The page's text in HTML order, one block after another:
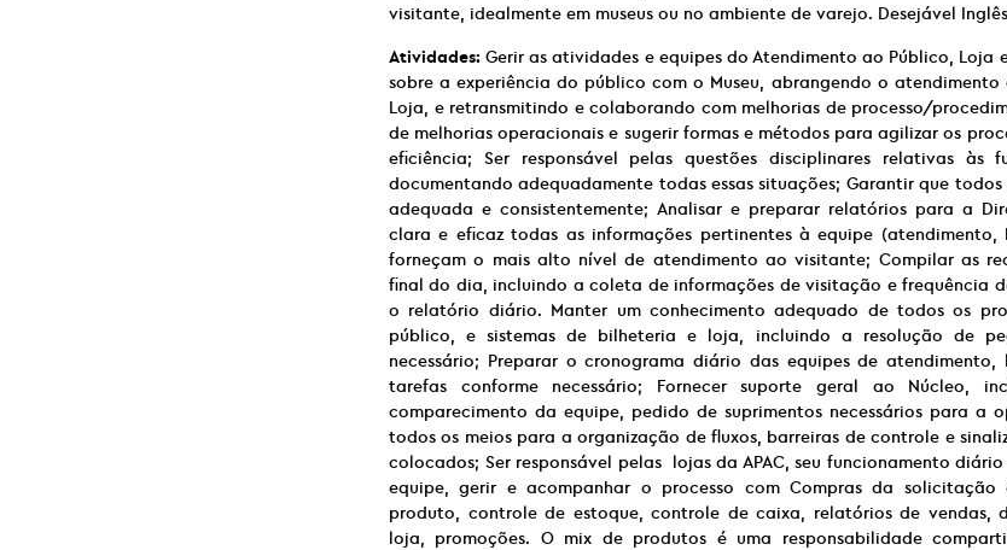
visitante, idealmente em museus ou no ambiente de varejo. Desejável
Atividades: Gerir as atividades e equipes do Atendimento ao Público, Loja
sobre a experiência do público com o Museu, abrangendo o
Loja, e retransmitindo e colaborando com melhorias de processo/
de melhorias operacionais e sugerir formas e métodos para agilizar os
eficiência; Ser responsável pelas questões disciplinares relativas às
documentando adequadamente todas essas situações; Garantir que
adequada e consistentemente; Analisar e preparar relatórios para a
clara e eficaz todas as informações pertinentes à equipe
forneçam o mais alto nível de atendimento ao visitante; Compilar as
final do dia, incluindo a coleta de informações de visitação e frequência
o relatório diário. Manter um conhecimento adequado de todos os
público, e sistemas de bilheteria e loja, incluindo a resolução de
necessário; Preparar o cronograma diário das equipes de
tarefas conforme necessário; Fornecer suporte geral ao Núcleo,
comparecimento da equipe, pedido de suprimentos necessários para a
todos os meios para a organização de fluxos, barreiras de controle e
colocados; Ser responsável pelas lojas da APAC, seu funcionamento
equipe, gerir e acompanhar o processo com Compras da
produto, controle de estoque, controle de caixa, relatórios de vendas,
loja, promoções. O mix de produtos é uma responsabilidade